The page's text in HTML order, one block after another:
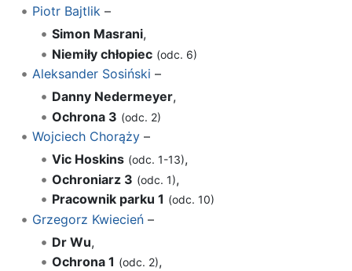
Piotr Bajtlik–
Simon Masrani,
Niemiły chłopiec (odc. 6)
Aleksander Sosiński –
Danny Nedermeyer,
Ochrona 3 (odc. 2)
Wojciech Chorąży–
Vic Hoskins (odc. 1-13),
Ochroniarz 3 (odc. 1),
Pracownik parku 1 (odc. 10)
Grzegorz Kwiecień–
Dr Wu,
Ochrona 1 (odc. 2),